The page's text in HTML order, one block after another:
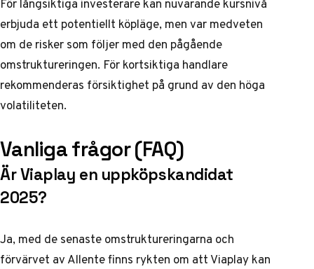
För långsiktiga investerare kan nuvarande kursnivå
erbjuda ett potentiellt köpläge, men var medveten
om de risker som följer med den pågående
omstruktureringen. För kortsiktiga handlare
rekommenderas försiktighet på grund av den höga
volatiliteten.
Vanliga frågor (FAQ)
Är Viaplay en uppköpskandidat
2025?
Ja, med de senaste omstruktureringarna och
förvärvet av Allente finns rykten om att Viaplay kan